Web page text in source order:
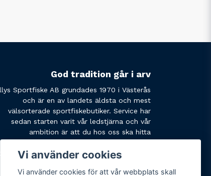
God tradition går i arv
Sportfiske AB grundades 1970 i Västerås
och är en av landets äldsta och mest
välsorterade sportfiskebutiker. Service har
sedan starten varit vår ledstjärna och vår
ambition är att du hos oss ska hitta
Tveka inte att slå oss en signal eller
Vi använder cookies
Vi använder cookies för att vår webbplats skall